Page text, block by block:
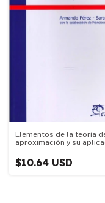
Elementos de la teoría
aproximación y su
$10.64 USD